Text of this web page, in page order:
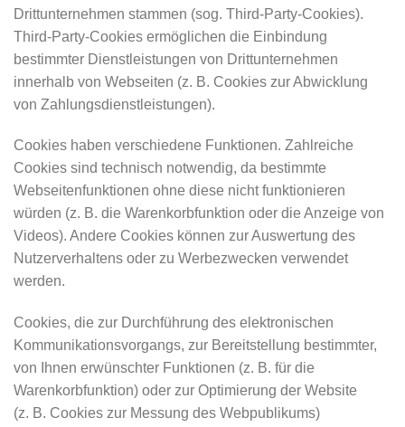
Drittunternehmen stammen (sog. Third-Party-Cookies).
Third-Party-Cookies ermöglichen die Einbindung
bestimmter Dienstleistungen von Drittunternehmen
innerhalb von Webseiten (z. B. Cookies zur Abwicklung
von Zahlungsdienstleistungen).
Cookies haben verschiedene Funktionen. Zahlreiche
Cookies sind technisch notwendig, da bestimmte
Webseitenfunktionen ohne diese nicht funktionieren
würden (z. B. die Warenkorbfunktion oder die Anzeige von
Videos). Andere Cookies können zur Auswertung des
Nutzerverhaltens oder zu Werbezwecken verwendet
werden.
Cookies, die zur Durchführung des elektronischen
Kommunikationsvorgangs, zur Bereitstellung bestimmter,
von Ihnen erwünschter Funktionen (z. B. für die
Warenkorbfunktion) oder zur Optimierung der Website
(z. B. Cookies zur Messung des Webpublikums)